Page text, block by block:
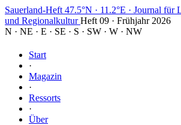
Sauerland-Heft 47.5°N · 11.2°E · Journal für
und Regionalkultur Heft 09 · Frühjahr 2026
N · NE · E · SE · S · SW · W · NW
Start
·
Magazin
·
Ressorts
·
Über